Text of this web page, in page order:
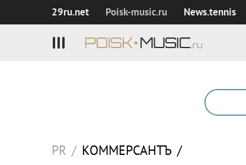
29ru.net Poisk‑music.ru News.tennis
PR / КОММЕРСАНТЪ /